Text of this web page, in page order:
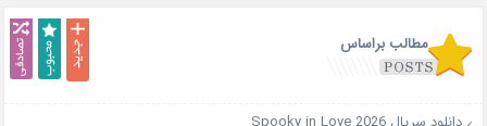
مطالب براساس